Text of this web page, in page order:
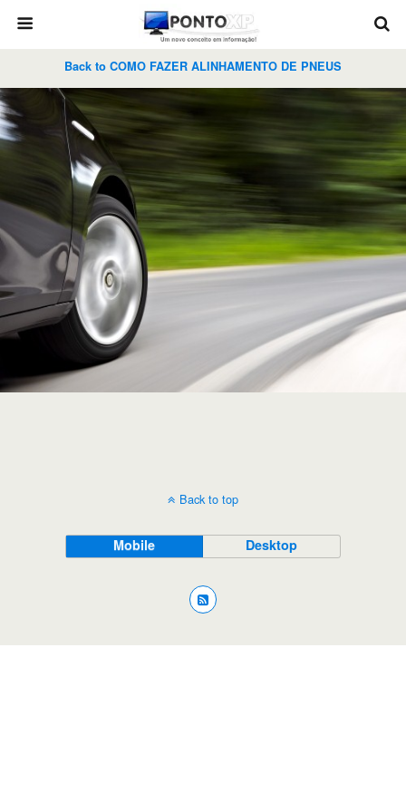
Back to COMO FAZER ALINHAMENTO DE PNEUS
Back to top
Mobile Desktop